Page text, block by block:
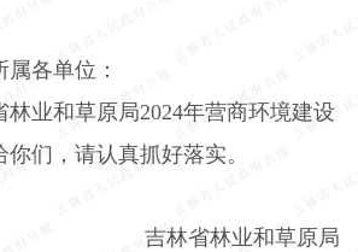
各单位：
林业和草原局2024年营商环境建设
们，请认真抓好落实。
吉林省林业和草原局